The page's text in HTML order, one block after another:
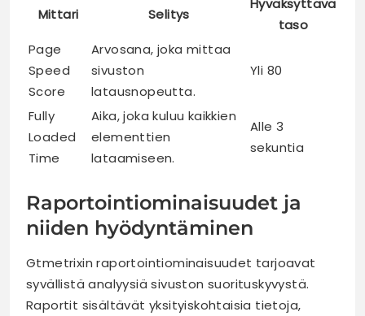
Mittari Selitys
Hyväksyttävä
taso
Page
Speed
Score
Arvosana, joka mittaa
sivuston
latausnopeutta.
Yli 80
Fully
Loaded
Time
Aika, joka kuluu kaikkien
elementtien
lataamiseen.
Alle 3
sekuntia
Raportointiominaisuudet ja
niiden hyödyntäminen
Gtmetrixin raportointiominaisuudet tarjoavat
syvällistä analyysiä sivuston suorituskyvystä.
Raportit sisältävät yksityiskohtaisia tietoja,